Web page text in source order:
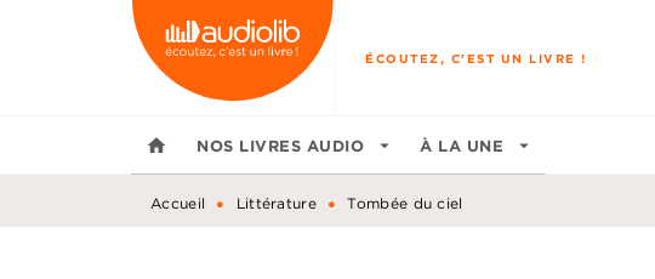
MENU RECHERCHE
ÉCOUTEZ, C'EST UN LIVRE !
home NOS LIVRES AUDIO arrow_drop_down À LA UNE arrow_drop_down
Accueil • Littérature • Tombée du ciel